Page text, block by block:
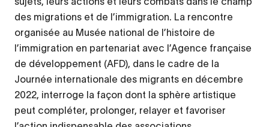
des migrations et de l’immigration. La rencontre
organisée au Musée national de l’histoire de
l’immigration en partenariat avec l’Agence française
de développement (AFD), dans le cadre de la
Journée internationale des migrants en décembre
2022, interroge la façon dont la sphère artistique
peut compléter, prolonger, relayer et favoriser